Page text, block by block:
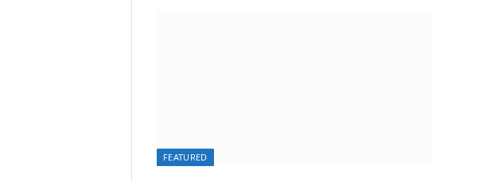
FEATURED